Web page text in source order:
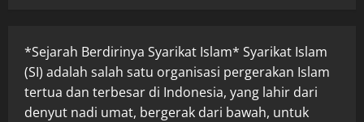
*Sejarah Berdirinya Syarikat Islam* Syarikat Islam
(SI) adalah salah satu organisasi pergerakan Islam
tertua dan terbesar di Indonesia, yang lahir dari
denyut nadi umat, bergerak dari bawah, untuk